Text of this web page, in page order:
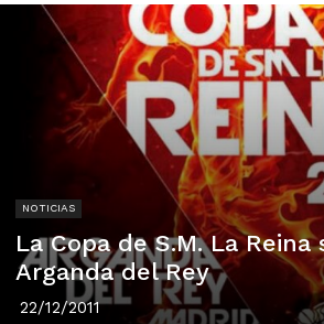
NOTICIAS
La Copa de S.M. La Reina
Arganda del Rey
22/12/2011